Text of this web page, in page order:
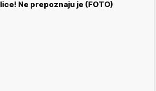
lice! Ne prepoznaju je (FOTO)